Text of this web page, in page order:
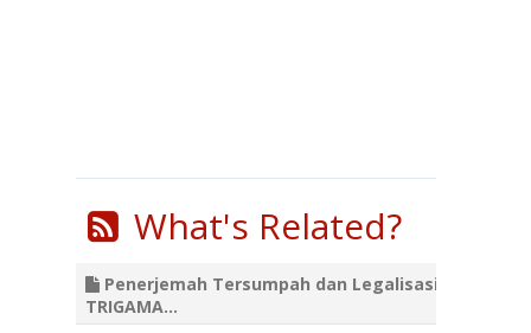
What's Related?
Penerjemah Tersumpah dan Legalisasi
TRIGAMA...